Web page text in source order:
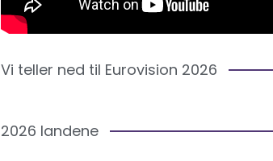
Vi teller ned til Eurovision 2026
2026 landene